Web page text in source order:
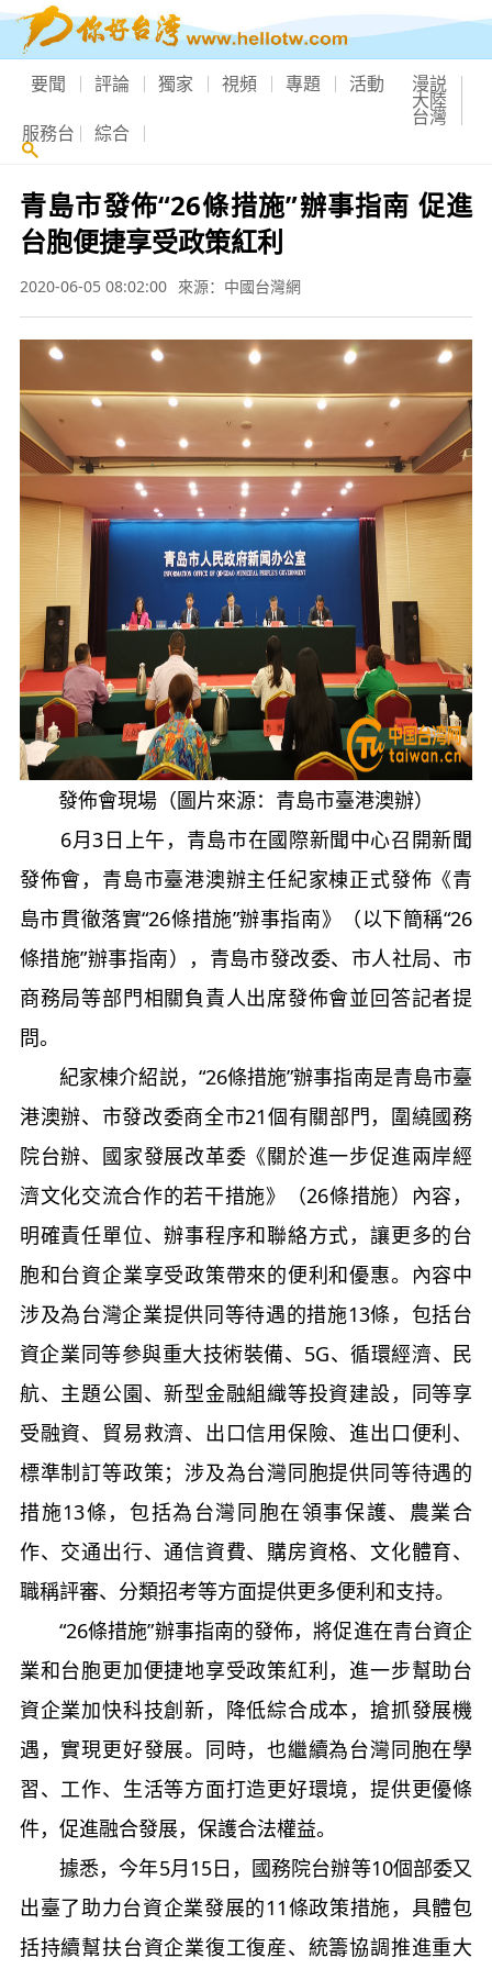
要聞 評論 獨家 視頻 專題 活動 漫説
大陸
台灣
服務台 綜合
青島市發佈“26條措施”辦事指南 促進
台胞便捷享受政策紅利
2020-06-05 08:02:00 來源：中國台灣網
發佈會現場（圖片來源：青島市臺港澳辦）
6月3日上午，青島市在國際新聞中心召開新聞
發佈會，青島市臺港澳辦主任紀家棟正式發佈《青
島市貫徹落實“26條措施”辦事指南》（以下簡稱“26
條措施”辦事指南），青島市發改委、市人社局、市
商務局等部門相關負責人出席發佈會並回答記者提
問。
紀家棟介紹説，“26條措施”辦事指南是青島市臺
港澳辦、市發改委商全市21個有關部門，圍繞國務
院台辦、國家發展改革委《關於進一步促進兩岸經
濟文化交流合作的若干措施》（26條措施）內容，
明確責任單位、辦事程序和聯絡方式，讓更多的台
胞和台資企業享受政策帶來的便利和優惠。內容中
涉及為台灣企業提供同等待遇的措施13條，包括台
資企業同等參與重大技術裝備、5G、循環經濟、民
航、主題公園、新型金融組織等投資建設，同等享
受融資、貿易救濟、出口信用保險、進出口便利、
標準制訂等政策；涉及為台灣同胞提供同等待遇的
措施13條，包括為台灣同胞在領事保護、農業合
作、交通出行、通信資費、購房資格、文化體育、
職稱評審、分類招考等方面提供更多便利和支持。
“26條措施”辦事指南的發佈，將促進在青台資企
業和台胞更加便捷地享受政策紅利，進一步幫助台
資企業加快科技創新，降低綜合成本，搶抓發展機
遇，實現更好發展。同時，也繼續為台灣同胞在學
習、工作、生活等方面打造更好環境，提供更優條
件，促進融合發展，保護合法權益。
據悉，今年5月15日，國務院台辦等10個部委又
出臺了助力台資企業發展的11條政策措施，具體包
括持續幫扶台資企業復工復産、統籌協調推進重大